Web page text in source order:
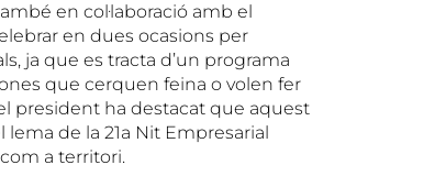
en col·laboració amb el
en dues ocasions per
ja que es tracta d’un programa
que cerquen feina o volen fer
president ha destacat que aquest
lema de la 21a Nit Empresarial
a territori.